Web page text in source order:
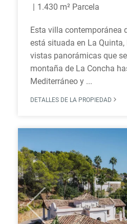
1.430 m² Parcela
Esta villa contemporánea
está situada en La
vistas panorámicas que
montaña de La Concha
Mediterráneo y ...
DETALLES DE LA PROPIEDAD
Previous